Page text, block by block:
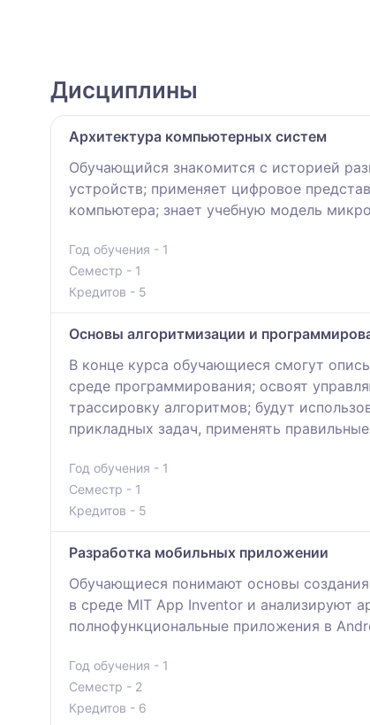
Дисциплины
Архитектура компьютерных систем
Обучающийся знакомится с историей
устройств; применяет цифровое
компьютера; знает учебную модель
Год обучения - 1
Семестр - 1
Кредитов - 5
Основы алгоритмизации и
В конце курса обучающиеся смогут
среде программирования; освоят
трассировку алгоритмов; будут
прикладных задач, применять
Год обучения - 1
Семестр - 1
Кредитов - 5
Разработка мобильных приложении
Обучающиеся понимают основы
в среде MIT App Inventor и анализируют
полнофункциональные приложения в
Год обучения - 1
Семестр - 2
Кредитов - 6